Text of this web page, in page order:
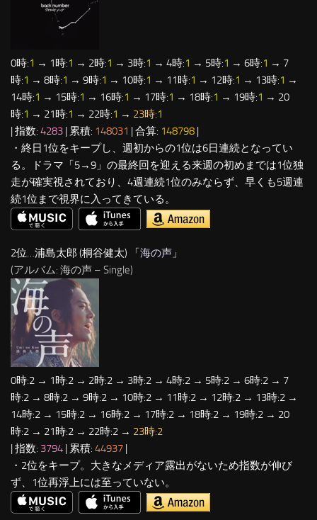
0時:1 → 1時:1 → 2時:1 → 3時:1 → 4時:1 → 5時:1 → 6時:1 → 7
時:1 → 8時:1 → 9時:1 → 10時:1 → 11時:1 → 12時:1 → 13時:1 →
14時:1 → 15時:1 → 16時:1 → 17時:1 → 18時:1 → 19時:1 → 20
時:1 → 21時:1 → 22時:1 → 23時:1
| 指数: 4283 | 累積: 148031 | 合算: 148798 |
・終日1位をキープし、週初からの1位は6日連続となってい
る。ドラマ「5→9」の最終回を迎える来週の初めまでは1位独
走が確実視されており、4週連続1位のみならず、早くも5週連
続1位まで視界に入ってきている。
2位…浦島太郎 (桐谷健太) 「海の声 」
(アルバム: 海の声 – Single)
0時:2 → 1時:2 → 2時:2 → 3時:2 → 4時:2 → 5時:2 → 6時:2 → 7
時:2 → 8時:2 → 9時:2 → 10時:2 → 11時:2 → 12時:2 → 13時:2 →
14時:2 → 15時:2 → 16時:2 → 17時:2 → 18時:2 → 19時:2 → 20
時:2 → 21時:2 → 22時:2 → 23時:2
| 指数: 3794 | 累積: 44937 |
・2位をキープ。大きなメディア露出がないため指数が伸び
ず、1位再浮上には至っていない。